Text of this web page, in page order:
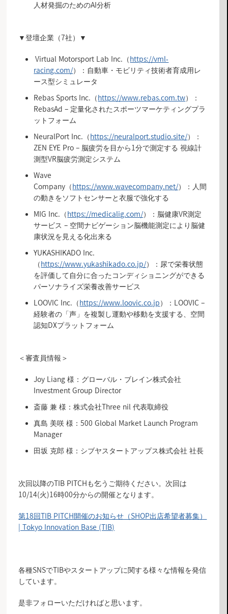
人材発掘のためのAI分析
▼登壇企業（7社）▼
Virtual Motorsport Lab Inc.（ https://vml-
racing.com/）：自動車・モビリティ技術者育成用レ
ース型シミュレータ
Rebas Sports Inc.（ https://www.rebas.com.tw）：
RebasAd – 定量化されたスポーツマーケティングプラ
ットフォーム
NeuralPort Inc.（ https://neuralport.studio.site/）：
ZEN EYE Pro – 脳疲労を目から1分で測定する 視線計
測型VR脳疲労測定システム
Wave
Company（ https://www.wavecompany.net/）：人間
の動きをソフトセンサーと衣服で強化する
MIG Inc.（ https://medicalig.com/）：脳健康VR測定
サービス – 空間ナビゲーション脳機能測定により脳健
康状況を見える化出来る
YUKASHIKADO Inc.
（ https://www.yukashikado.co.jp/）：尿で栄養状態
を評価して自分に合ったコンディショニングができる
パーソナライズ栄養改善サービス
LOOVIC Inc.（ https://www.loovic.co.jp）：LOOVIC –
経験者の「声」を複製し運動や移動を支援する、空間
認知DXプラットフォーム
＜審査員情報＞
Joy Liang 様：グローバル・ブレイン株式会社
Investment Group Director
斎藤 兼 様：株式会社Three nil 代表取締役
真島 美咲 様：500 Global Market Launch Program
Manager
田坂 克郎 様：シブヤスタートアップス株式会社 社長
次回以降のTIB PITCHも乞うご期待ください。次回は
10/14(火)16時00分からの開催となります。
第18回TIB PITCH開催のお知らせ（SHOP出店希望者募集）
| Tokyo Innovation Base (TIB)
各種SNSでTIBやスタートアップに関する様々な情報を発信
しています。
是非フォローいただければと思います。